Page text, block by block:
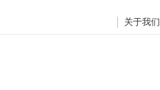
关于我们